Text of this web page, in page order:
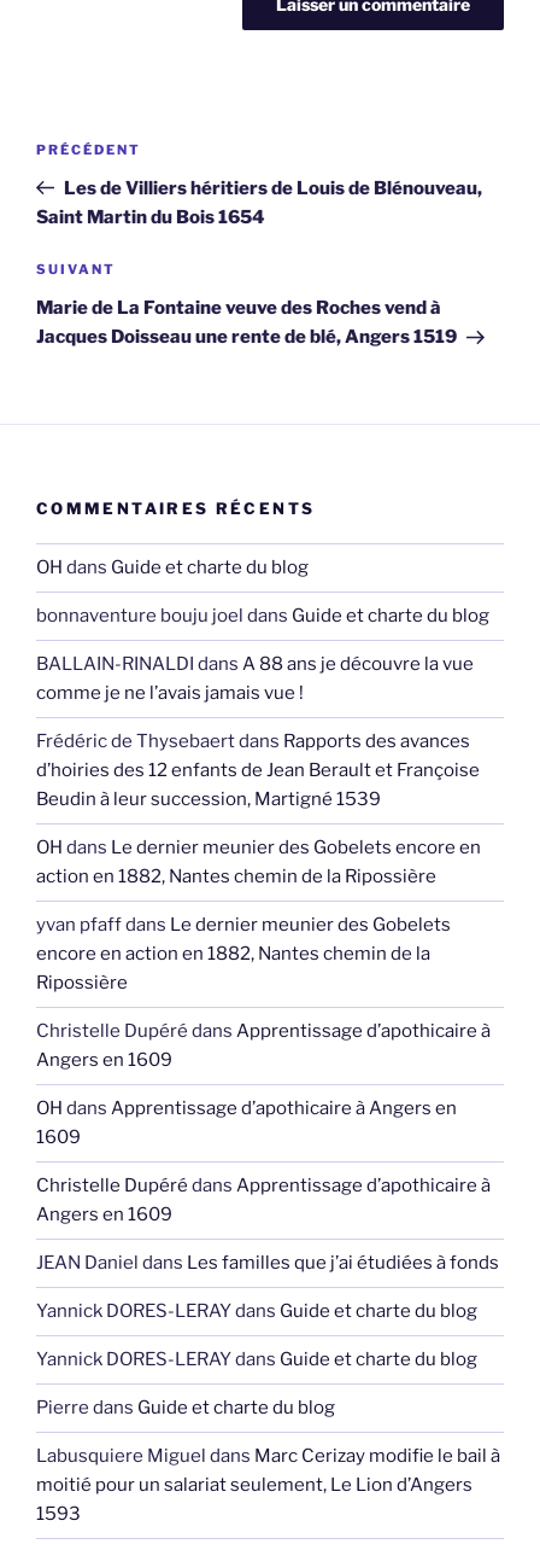
Navigation
l’article
Article
précédent
PRÉCÉDENT
Les de Villiers héritiers de Louis de Blénouveau,
Saint Martin du Bois 1654
Article
suivant
SUIVANT
Marie de La Fontaine veuve des Roches vend à
Jacques Doisseau une rente de blé, Angers 1519
COMMENTAIRES RÉCENTS
OH dans Guide et charte du blog
bonnaventure bouju joel dans Guide et charte du blog
BALLAIN-RINALDI dans A 88 ans je découvre la vue
comme je ne l’avais jamais vue !
Frédéric de Thysebaertdans Rapports des avances
d’hoiries des 12 enfants de Jean Berault et Françoise
Beudin à leur succession, Martigné 1539
OH dans Le dernier meunier des Gobelets encore en
action en 1882, Nantes chemin de la Ripossière
yvan pfaffdans Le dernier meunier des Gobelets
encore en action en 1882, Nantes chemin de la
Ripossière
Christelle Dupéré dans Apprentissage d’apothicaire à
Angers en 1609
OH dans Apprentissage d’apothicaire à Angers en
1609
Christelle Dupéré dans Apprentissage d’apothicaire à
Angers en 1609
JEAN Daniel dans Les familles que j’ai étudiées à fonds
Yannick DORES-LERAYdans Guide et charte du blog
Yannick DORES-LERAYdans Guide et charte du blog
Pierre dans Guide et charte du blog
Labusquiere Miguel dans Marc Cerizay modifie le bail à
moitié pour un salariat seulement, Le Lion d’Angers
1593